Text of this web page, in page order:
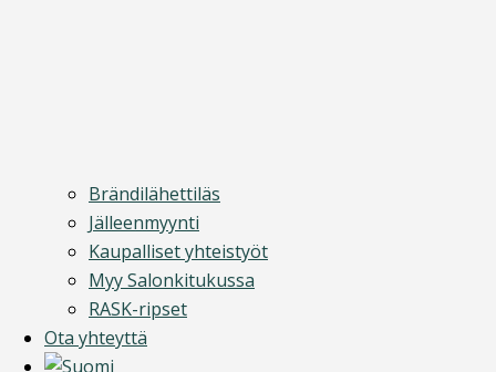
Brändilähettiläs
Jälleenmyynti
Kaupalliset yhteistyöt
Myy Salonkitukussa
RASK-ripset
Ota yhteyttä